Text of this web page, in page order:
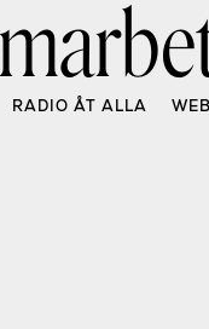
RADIO ÅT ALLA